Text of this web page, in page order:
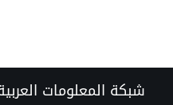
شبكة المعلومات